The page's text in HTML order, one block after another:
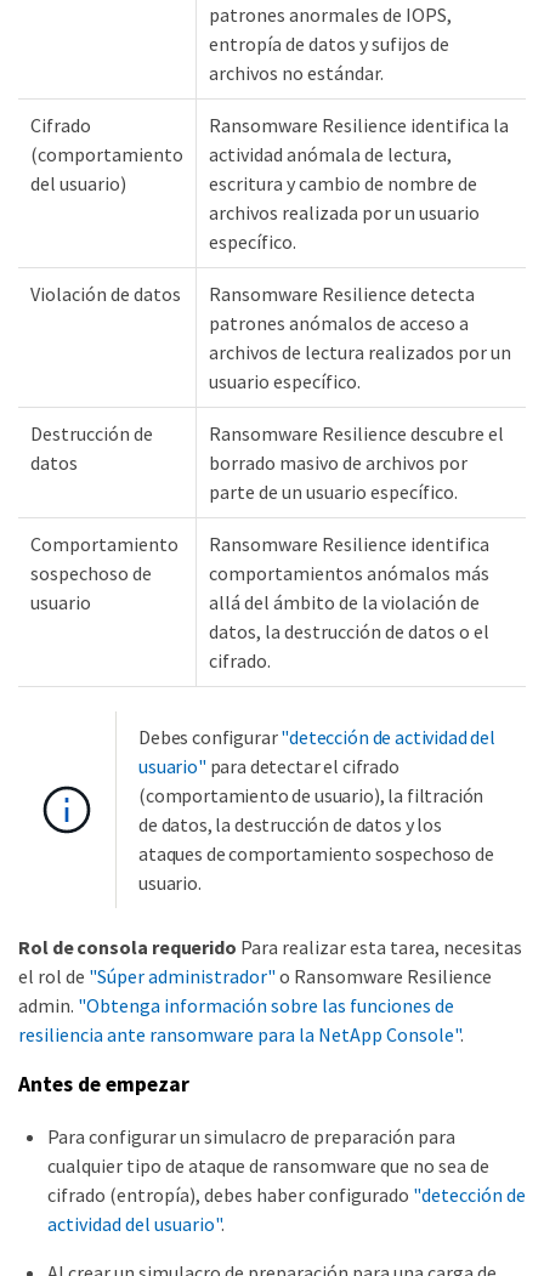
patrones anormales de IOPS,
entropía de datos y sufijos de
archivos no estándar.
Cifrado
(comportamiento
del usuario)
Ransomware Resilience identifica la
actividad anómala de lectura,
escritura y cambio de nombre de
archivos realizada por un usuario
específico.
Violación de datos
Ransomware Resilience detecta
patrones anómalos de acceso a
archivos de lectura realizados por un
usuario específico.
Destrucción de
datos
Ransomware Resilience descubre el
borrado masivo de archivos por
parte de un usuario específico.
Comportamiento
sospechoso de
usuario
Ransomware Resilience identifica
comportamientos anómalos más
allá del ámbito de la violación de
datos, la destrucción de datos o el
cifrado.
Debes configurar"detección de actividad del
usuario" para detectar el cifrado
(comportamiento de usuario), la filtración
de datos, la destrucción de datos y los
ataques de comportamiento sospechoso de
usuario.
Rol de consola requerido Para realizar esta tarea, necesitas
el rol de "Súper administrador" o Ransomware Resilience
admin. "Obtenga información sobre las funciones de
resiliencia ante ransomware para la NetApp Console".
Antes de empezar
Para configurar un simulacro de preparación para
cualquier tipo de ataque de ransomware que no sea de
cifrado (entropía), debes haber configurado "detección de
actividad del usuario".